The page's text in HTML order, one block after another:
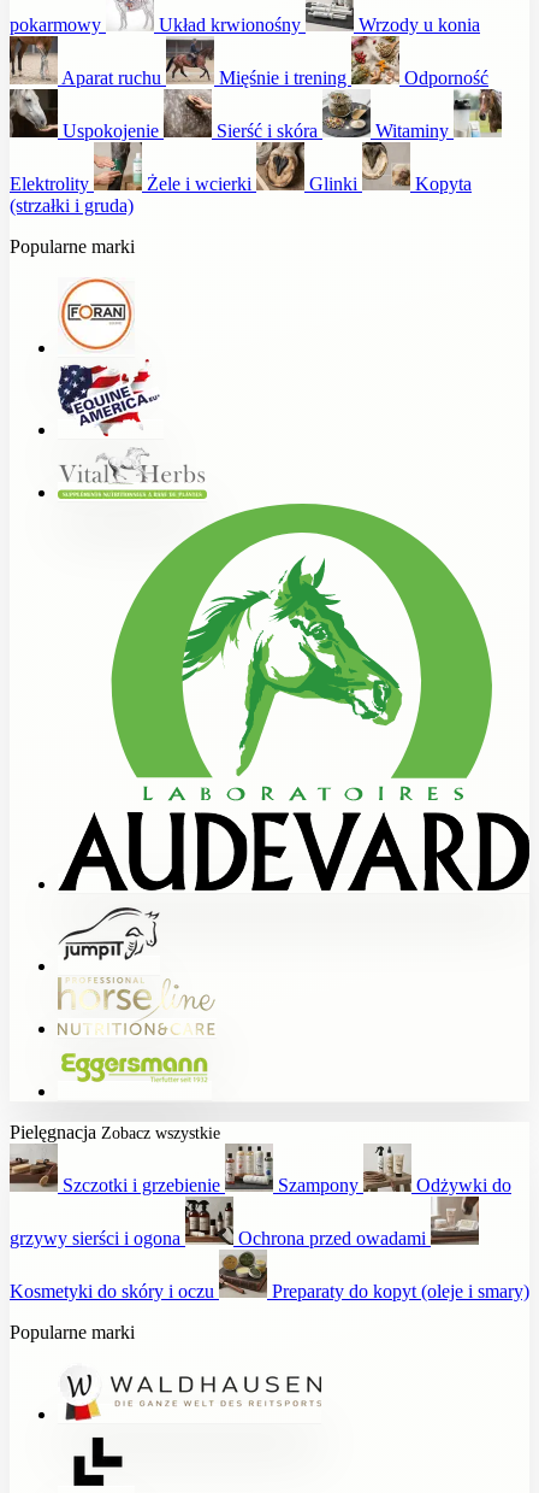
pokarmowy Układ krwionośny Wrzody u konia
Aparat ruchu Mięśnie i trening Odporność
Uspokojenie Sierść i skóra Witaminy
Elektrolity Żele i wcierki Glinki
Kopyta
(strzałki i gruda)
Popularne marki
Pielęgnacja Zobacz wszystkie
Szczotki i grzebienie Szampony Odżywki do
grzywy sierści i ogona Ochrona przed owadami
Kosmetyki do skóry i oczu
Preparaty do kopyt (oleje i smary)
Popularne marki